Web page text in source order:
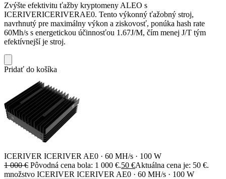
Zvýšte efektivitu ťažby kryptomeny ALEO s
ICERIVERICERIVERAE0. Tento výkonný ťažobný stroj,
navrhnutý pre maximálny výkon a ziskovosť, ponúka hash rate
60Mh/s s energetickou účinnosťou 1.67J/M, čím menej J/T tým
efektívnejší je stroj.
Pridať do košíka
ICERIVER ICERIVER AE0 · 60 MH/s · 100 W
1 000€ Pôvodná cena bola: 1 000 €.50 €Aktuálna cena je: 50 €.
množstvo ICERIVER ICERIVER AE0 · 60 MH/s · 100 W